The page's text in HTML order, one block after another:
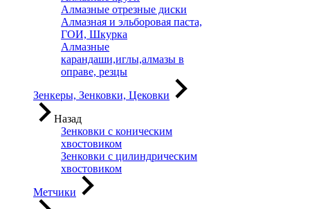
Алмазные отрезные диски
Алмазная и эльборовая паста,
ГОИ, Шкурка
Алмазные
карандаши,иглы,алмазы в
оправе, резцы
Зенкеры, Зенковки, Цековки
Назад
Зенковки с коническим
хвостовиком
Зенковки с цилиндрическим
хвостовиком
Метчики